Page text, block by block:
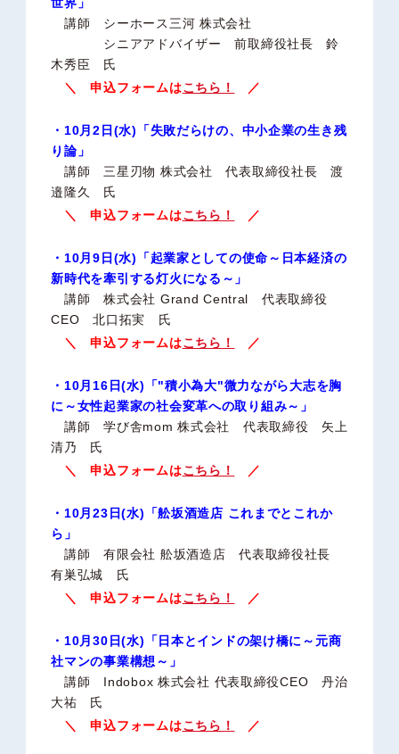
世界」
講師 シーホース三河 株式会社
シニアアドバイザー 前取締役社長 鈴
木秀臣 氏
＼ 申込フォームはこちら！ ／
・10月2日(水)「失敗だらけの、中小企業の生き残
り論」
講師 三星刃物 株式会社 代表取締役社長 渡
邉隆久 氏
＼ 申込フォームはこちら！ ／
・10月9日(水)「起業家としての使命～日本経済の
新時代を牽引する灯火になる～」
講師 株式会社 Grand Central 代表取締役
CEO 北口拓実 氏
＼ 申込フォームはこちら！ ／
・10月16日(水)「"積小為大"微力ながら大志を胸
に～女性起業家の社会変革への取り組み～」
講師 学び舎mom 株式会社 代表取締役 矢上
清乃 氏
＼ 申込フォームはこちら！ ／
・10月23日(水)「舩坂酒造店 これまでとこれか
ら」
講師 有限会社 舩坂酒造店 代表取締役社長
有巣弘城 氏
＼ 申込フォームはこちら！ ／
・10月30日(水)「日本とインドの架け橋に～元商
社マンの事業構想～」
講師 Indobox 株式会社 代表取締役CEO 丹治
大祐 氏
＼ 申込フォームはこちら！ ／